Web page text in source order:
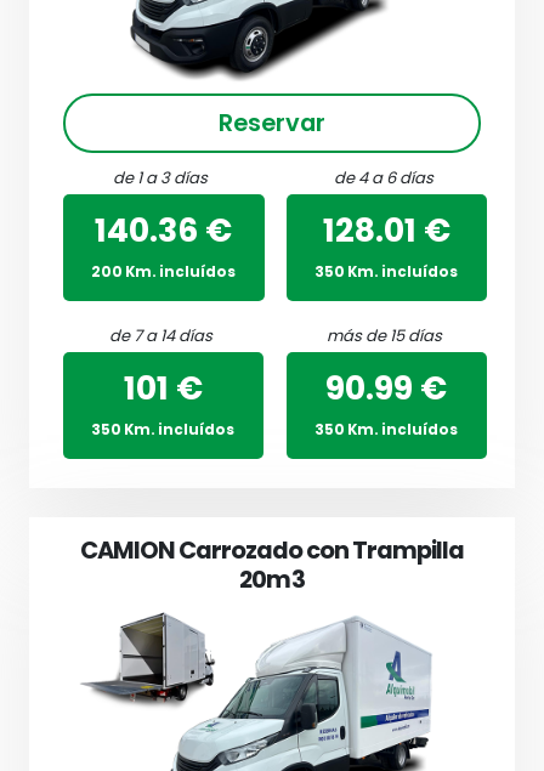
Reservar
de 1 a 3 días
140.36 €
200 Km. incluídos
de 4 a 6 días
128.01 €
350 Km. incluídos
de 7 a 14 días
101 €
350 Km. incluídos
más de 15 días
90.99 €
350 Km. incluídos
CAMION Carrozado con Trampilla
20m3